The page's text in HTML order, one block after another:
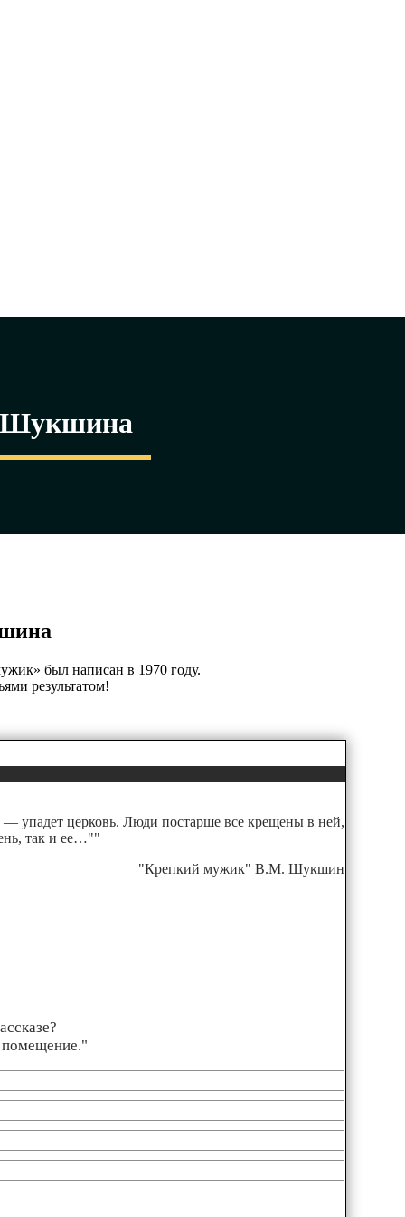
Шукшина
был написан в 1970 году.
результатом!
упадет церковь. Люди постарше все крещены в ней,
так и ее…""
"Крепкий мужик" В.М. Шукшин
помещение."